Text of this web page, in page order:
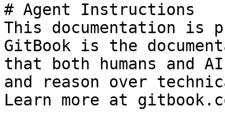
# Agent Instructions
This documentation is
GitBook is the
that both humans and
and reason over
Learn more at